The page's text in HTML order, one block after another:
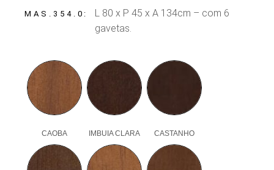
MAS.354.0
L 80 x P 45 x A 134cm – com 6
gavetas.
CAOBA IMBUIA CLARA CASTANHO